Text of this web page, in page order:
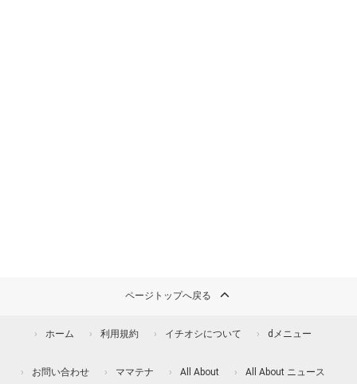
ページトップへ戻る
ホーム 利用規約 イチオシについて dメニュー
お問い合わせ ママテナ All About All About ニュース